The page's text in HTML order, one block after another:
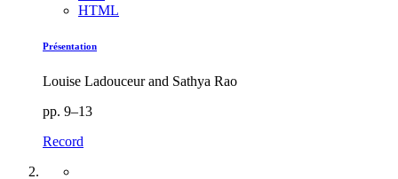
HTML
Présentation
Louise Ladouceur and Sathya Rao
pp. 9–13
Record